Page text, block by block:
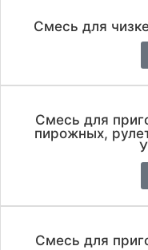
Смесь для
Смесь для
пирожных,
Смесь для